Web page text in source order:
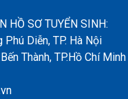
HỒ SƠ TUYỂN SINH:
Diễn, TP. Hà Nội
Thành, TP.Hồ Chí Minh